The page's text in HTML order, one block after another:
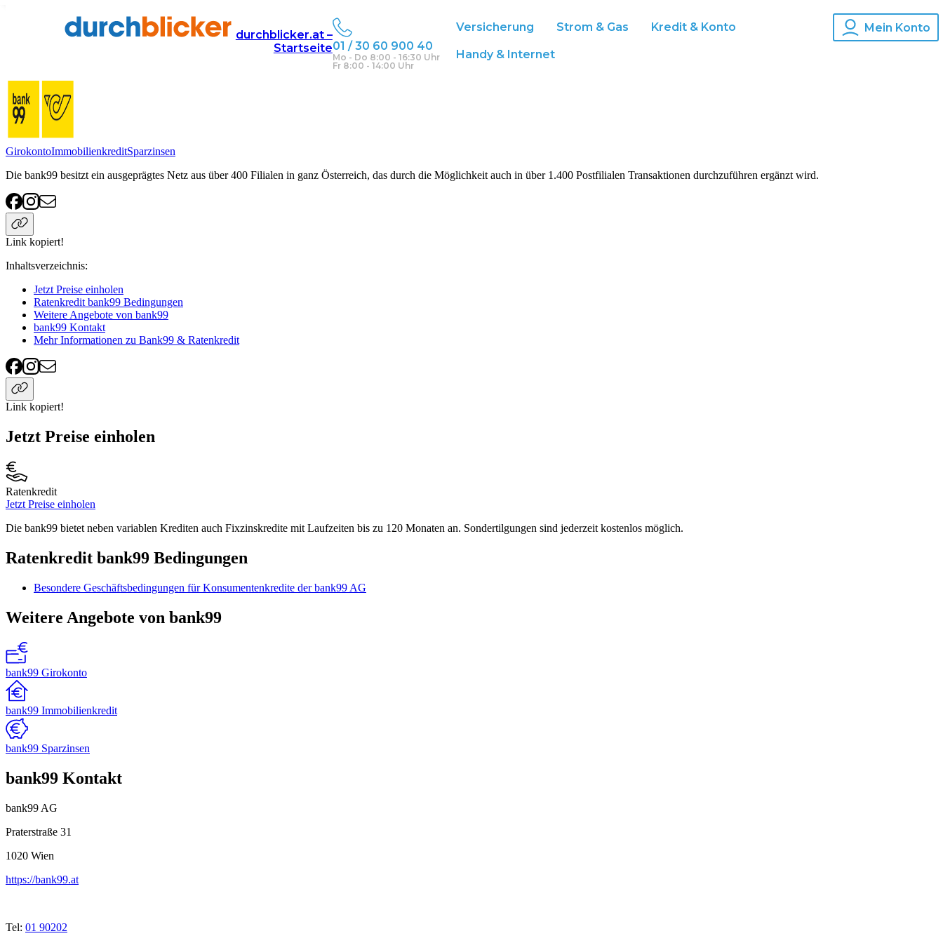
durchblicker.at –
Startseite01 / 30 60 900 40
Mo - Do 8:00 - 16:30 Uhr
Fr 8:00 - 14:00 Uhr
Versicherung Strom & Gas Kredit & Konto
Handy & Internet
Mein Konto
Finanzen ratenkredit bank99
GirokontoImmobilienkreditSparzinsen
Die bank99 besitzt ein ausgeprägtes Netz aus über 400 Filialen in ganz Österreich, das durch die Möglichkeit auch in über 1.400 Postfilialen Transaktionen durchzuführen ergänzt wird.
Link kopiert!
Inhaltsverzeichnis:
Jetzt Preise einholen
Ratenkredit bank99 Bedingungen
Weitere Angebote von bank99
bank99 Kontakt
Mehr Informationen zu Bank99 & Ratenkredit
Link kopiert!
Jetzt Preise einholen
Ratenkredit
Jetzt Preise einholen
Die bank99 bietet neben variablen Krediten auch Fixzinskredite mit Laufzeiten bis zu 120 Monaten an. Sondertilgungen sind jederzeit kostenlos möglich.
Ratenkredit bank99 Bedingungen
Besondere Geschäftsbedingungen für Konsumentenkredite der bank99 AG
Weitere Angebote von bank99
bank99 Girokonto
bank99 Immobilienkredit
bank99 Sparzinsen
bank99 Kontakt
bank99 AG
Praterstraße 31
1020 Wien
https://bank99.at
Tel: 01 90202